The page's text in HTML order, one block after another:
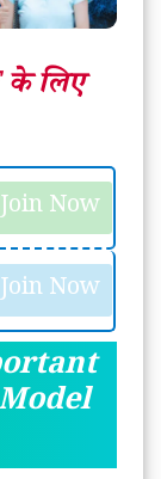
लिए
Join Now
Join Now